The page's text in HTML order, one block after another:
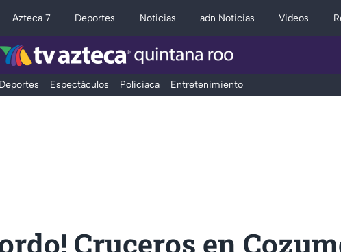
Azteca 7 Deportes Noticias adn Noticias Videos
Deportes Espectáculos Policiaca Entretenimiento
Cruceros en